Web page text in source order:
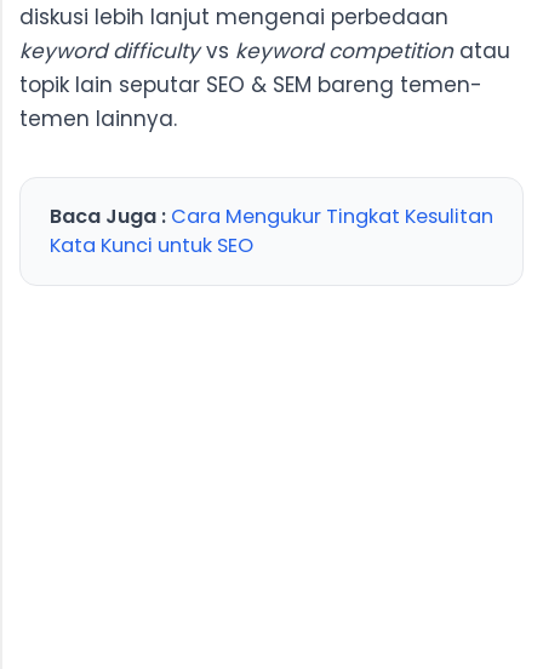
diskusi lebih lanjut mengenai perbedaan
keyword difficultyvs keyword competitionatau
topik lain seputar SEO & SEM bareng temen-
temen lainnya.
Baca Juga : Cara Mengukur Tingkat Kesulitan
Kata Kunci untuk SEO